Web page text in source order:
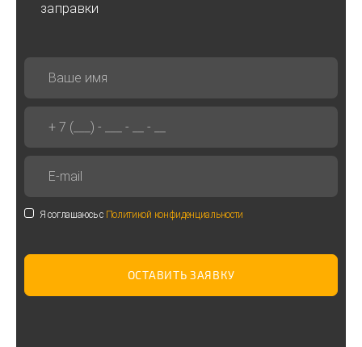
заправки
Я соглашаюсь с Политикой конфиденциальности
ОСТАВИТЬ ЗАЯВКУ